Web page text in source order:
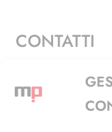
CONTATTI
Via Alfieri,
+39 02